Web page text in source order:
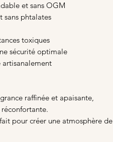
et sans OGM
sans phtalates
toxiques
sécurité optimale
artisanalement
raffinée et apaisante,
pour créer une atmosphère de